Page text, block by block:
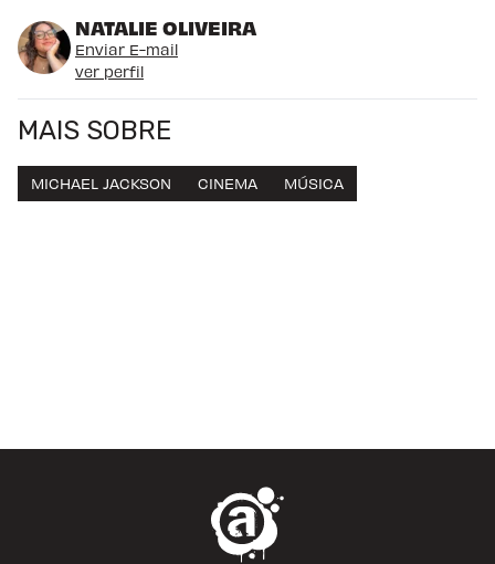
NATALIE OLIVEIRA
Enviar E-mail
ver perfil
MAIS SOBRE
MICHAEL JACKSON CINEMA MÚSICA